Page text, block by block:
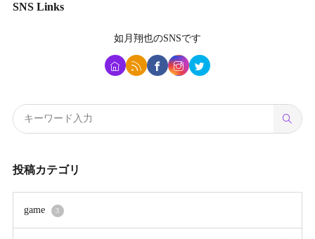
SNS Links
如月翔也のSNSです
投稿カテゴリ
game 3